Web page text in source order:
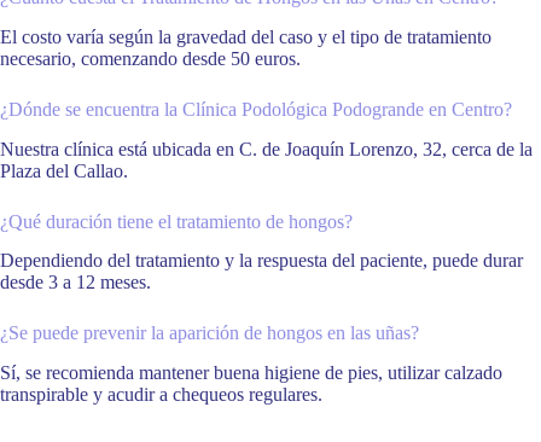
El costo varía según la gravedad del caso y el tipo de tratamiento
necesario, comenzando desde 50 euros.
¿Dónde se encuentra la Clínica Podológica Podogrande en Centro?
Nuestra clínica está ubicada en C. de Joaquín Lorenzo, 32, cerca de la
Plaza del Callao.
¿Qué duración tiene el tratamiento de hongos?
Dependiendo del tratamiento y la respuesta del paciente, puede durar
desde 3 a 12 meses.
¿Se puede prevenir la aparición de hongos en las uñas?
Sí, se recomienda mantener buena higiene de pies, utilizar calzado
transpirable y acudir a chequeos regulares.